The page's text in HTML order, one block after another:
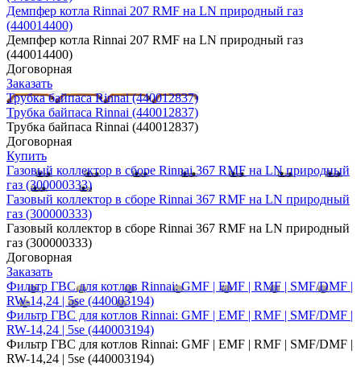
Демпфер котла Rinnai 207 RMF на LN природный газ
(440014400)
Демпфер котла Rinnai 207 RMF на LN природный газ
(440014400)
Договорная
Заказать
Трубка байпаса Rinnai (440012837)
Трубка байпаса Rinnai (440012837)
Трубка байпаса Rinnai (440012837)
Договорная
Купить
Газовый коллектор в сборе Rinnai 367 RMF на LN природный
газ (300000333)
Газовый коллектор в сборе Rinnai 367 RMF на LN природный
газ (300000333)
Газовый коллектор в сборе Rinnai 367 RMF на LN природный
газ (300000333)
Договорная
Заказать
Фильтр ГВС для котлов Rinnai: GMF | EMF | RMF | SMF/DMF |
RW-14,24 | 5se (440003194)
Фильтр ГВС для котлов Rinnai: GMF | EMF | RMF | SMF/DMF |
RW-14,24 | 5se (440003194)
Фильтр ГВС для котлов Rinnai: GMF | EMF | RMF | SMF/DMF |
RW-14,24 | 5se (440003194)